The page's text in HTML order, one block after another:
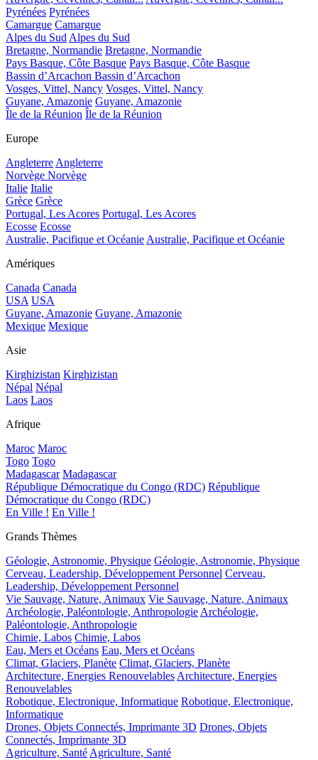
Pyrénées Pyrénées
Camargue Camargue
Alpes du SudAlpes du Sud
Bretagne, Normandie Bretagne, Normandie
Pays Basque, Côte Basque Pays Basque, Côte Basque
Bassin d’Arcachon Bassin d’Arcachon
Vosges, Vittel, Nancy Vosges, Vittel, Nancy
Guyane, Amazonie Guyane, Amazonie
Île de la Réunion Île de la Réunion
Europe
AngleterreAngleterre
Norvège Norvège
Italie Italie
Grèce Grèce
Portugal, Les Acores Portugal, Les Acores
Ecosse Ecosse
Australie, Pacifique et OcéanieAustralie, Pacifique et Océanie
Amériques
Canada Canada
USA USA
Guyane, Amazonie Guyane, Amazonie
Mexique Mexique
Asie
Kirghizistan Kirghizistan
Népal Népal
Laos Laos
Afrique
Maroc Maroc
Togo Togo
Madagascar Madagascar
République Démocratique du Congo (RDC) République
Démocratique du Congo (RDC)
En Ville ! En Ville !
Grands Thèmes
Géologie, Astronomie, Physique Géologie, Astronomie, Physique
Cerveau, Leadership, Développement Personnel Cerveau,
Leadership, Développement Personnel
Vie Sauvage, Nature, Animaux Vie Sauvage, Nature, Animaux
Archéologie, Paléontologie, AnthropologieArchéologie,
Paléontologie, Anthropologie
Chimie, Labos Chimie, Labos
Eau, Mers et Océans Eau, Mers et Océans
Climat, Glaciers, Planète Climat, Glaciers, Planète
Architecture, Energies RenouvelablesArchitecture, Energies
Renouvelables
Robotique, Electronique, Informatique Robotique, Electronique,
Informatique
Drones, Objets Connectés, Imprimante 3D Drones, Objets
Connectés, Imprimante 3D
Agriculture, SantéAgriculture, Santé